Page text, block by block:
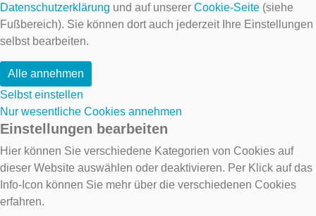
Datenschutzerklärung und auf unserer Cookie-Seite (siehe
Fußbereich). Sie können dort auch jederzeit Ihre Einstellungen
selbst bearbeiten.
Alle annehmen
Selbst einstellen
Nur wesentliche Cookies annehmen
Einstellungen bearbeiten
Hier können Sie verschiedene Kategorien von Cookies auf
dieser Website auswählen oder deaktivieren. Per Klick auf das
Info-Icon können Sie mehr über die verschiedenen Cookies
erfahren.